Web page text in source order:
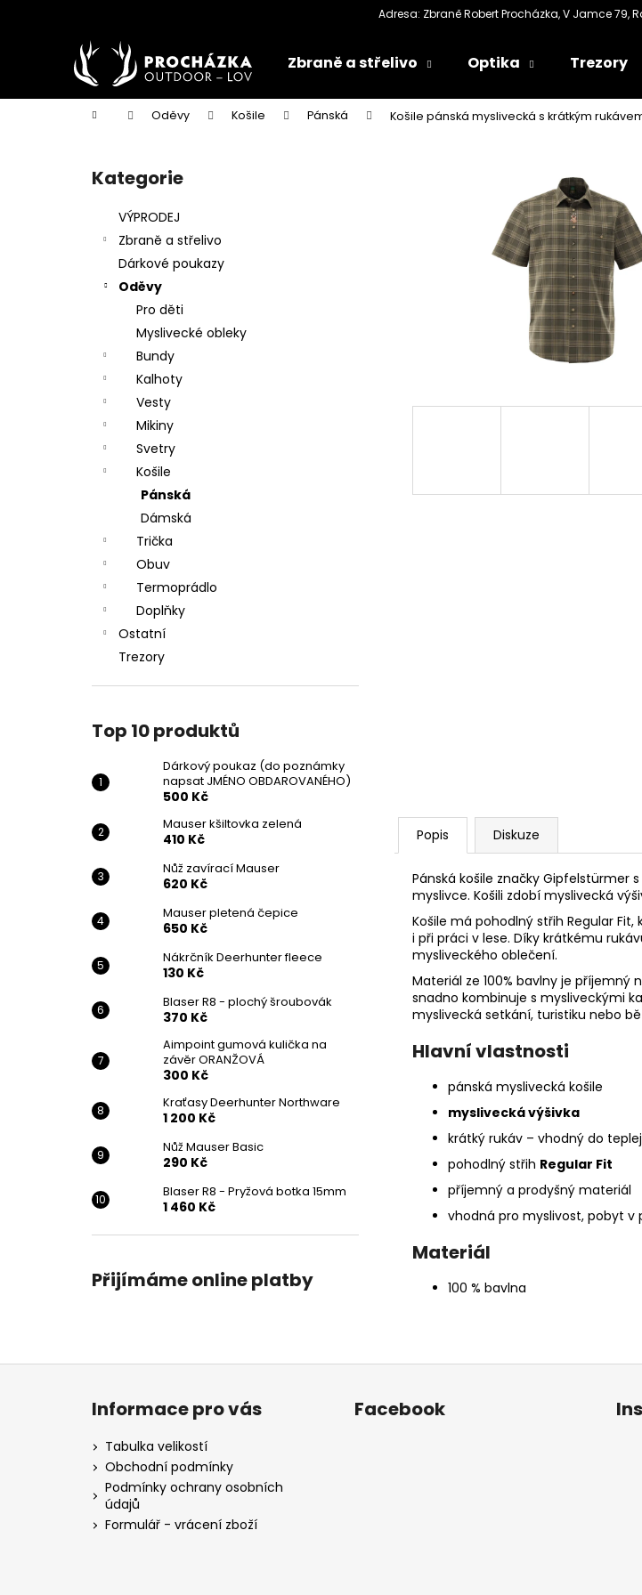
Zbraně a střelivo Optika Trezory
Domů Oděvy Košile Pánská Košile pánská myslivecká s krátkým
Přeskočit
kategorie
Kategorie
VÝPRODEJ
Zbraně a střelivo
Dárkové poukazy
Oděvy
Pro děti
Myslivecké obleky
Bundy
Kalhoty
Vesty
Mikiny
Svetry
Košile
Pánská
Dámská
Trička
Obuv
Termoprádlo
Doplňky
Ostatní
Trezory
Top 10 produktů
Dárkový poukaz (do poznámky
napsat JMÉNO OBDAROVANÉHO)
500 Kč
Mauser kšiltovka zelená
410 Kč
Nůž zavírací Mauser
620 Kč
Mauser pletená čepice
650 Kč
Nákrčník Deerhunter fleece
130 Kč
Blaser R8 - plochý šroubovák
370 Kč
Aimpoint gumová kulička na
závěr ORANŽOVÁ
300 Kč
Kraťasy Deerhunter Northware
1 200 Kč
Nůž Mauser Basic
290 Kč
Blaser R8 - Pryžová botka 15mm
1 460 Kč
Přijímáme online platby
Popis Diskuze
Pánská košile značky Gipfelstürmer
myslivce. Košili zdobí myslivecká
Košile má pohodlný střih Regular
i při práci v lese. Díky krátkému
mysliveckého oblečení.
Materiál ze 100% bavlny je příjemný
snadno kombinuje s mysliveckými
myslivecká setkání, turistiku nebo
Hlavní vlastnosti
pánská myslivecká košile
myslivecká výšivka
krátký rukáv – vhodný do
pohodlný střih Regular Fit
příjemný a prodyšný materiál
vhodná pro myslivost, pobyt v
Materiál
100 % bavlna
k
Zpět
obchodu
Zpět
obchodu
Co potřebujete najít?
Doporučujeme
DÁRKOVÝ POUKAZ (DO POZNÁMKY
NAPSAT JMÉNO OBDAROVANÉHO)
500 Kč
MAUSER KŠILTOVKA ZELENÁ
Z
Informace pro vás
Tabulka velikostí
Obchodní podmínky
Podmínky ochrany osobních
údajů
Formulář - vrácení zboží
Facebook